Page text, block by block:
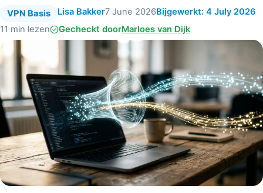
VPN Basis Lisa Bakker7 June 2026Bijgewerkt: 4 July 2026
11 min lezen
Gecheckt doorMarloes van Dijk